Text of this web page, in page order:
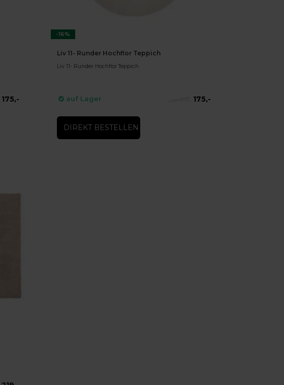
175,-
-16%
Liv 11- Runder Hochflor Teppich
Liv 11- Runder Hochflor Teppich
auf Lager 175,-
DIREKT BESTELLEN